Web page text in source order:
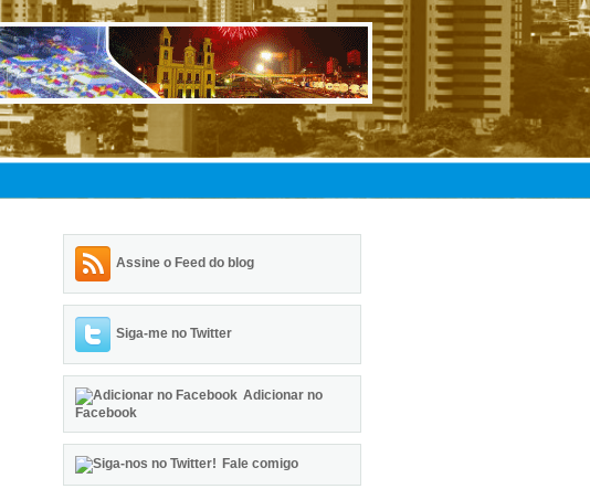
Assine o Feed do blog
Siga-me no Twitter
Adicionar no
Facebook
Fale comigo